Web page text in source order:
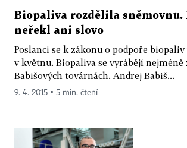
Biopaliva rozdělila sněmovnu.
neřekl ani slovo
Poslanci se k zákonu o podpoře
v květnu. Biopaliva se vyrábějí
Babišových továrnách. Andrej Babiš...
9. 4. 2015 ▪ 5 min. čtení